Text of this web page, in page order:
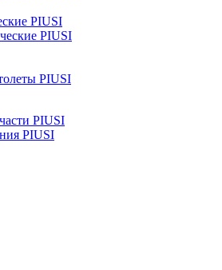
PIUSI
PIUSI
PIUSI
PIUSI
PIUSI